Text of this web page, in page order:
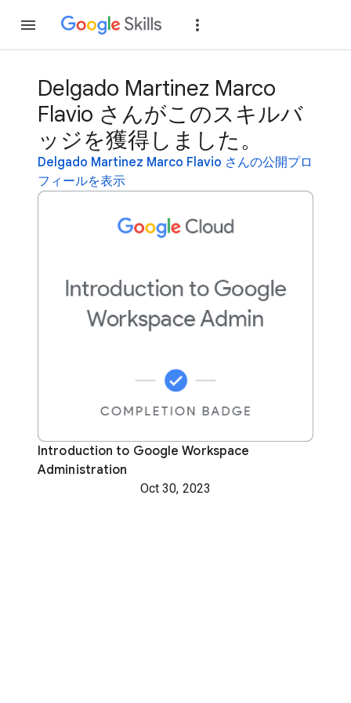
Delgado Martinez Marco
Flavio さんがこのスキルバ
ッジを獲得しました。
Delgado Martinez Marco Flavio さんの公開プロ
フィールを表示